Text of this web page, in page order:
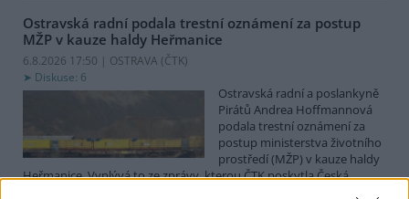
Ostravská radní podala trestní oznámení za postup
MŽP v kauze haldy Heřmanice
6.8.2026 17:50 | OSTRAVA (ČTK)
Diskuse: 6
Ostravská radní a poslankyně
Pirátů Andrea Hoffmannová
podala trestní oznámení za
postup ministerstva životního
prostředí (MŽP) v kauze haldy
Heřmanice. Vyplývá to ze zprávy, kterou ČTK poskytla Česká